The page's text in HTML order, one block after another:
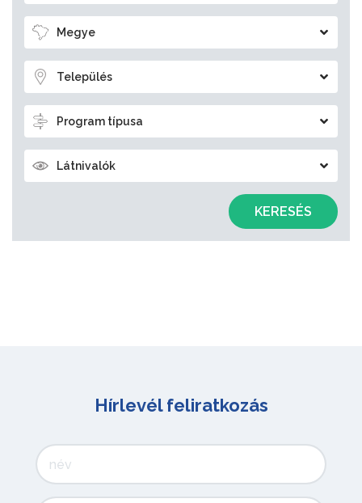
Megye
Település
Program típusa
Látnivalók
KERESÉS
Hírlevél feliratkozás